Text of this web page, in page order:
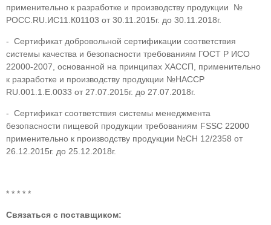
применительно к разработке и производству продукции №
РОСС.RU.ИС11.К01103 от 30.11.2015г. до 30.11.2018г.
- Сертификат добровольной сертификации соответствия
системы качества и безопасности требованиям ГОСТ Р ИСО
22000-2007, основанной на принципах ХАССП, применительно
к разработке и производству продукции №HACCP
RU.001.1.E.0033 от 27.07.2015г. до 27.07.2018г.
- Сертификат соответствия системы менеджмента
безопасности пищевой продукции требованиям FSSC 22000
применительно к производству продукции №СН 12/2358 от
26.12.2015г. до 25.12.2018г.
* * * * *
Связаться с поставщиком: